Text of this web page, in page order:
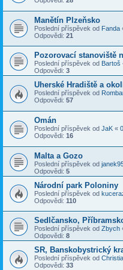
Manětín Plzeňsko
Poslední příspěvek od Fanda
Odpovědi: 21
Pozorovací stanoviště
Poslední příspěvek od Bartoš
Odpovědi: 3
Uherské Hradiště a
Poslední příspěvek od
Odpovědi: 57
Omán
Poslední příspěvek od JaK «
Odpovědi: 16
Malta a Gozo
Poslední příspěvek od
Odpovědi: 5
Národní park Poloniny
Poslední příspěvek od
Odpovědi: 110
Sedlčansko,
Poslední příspěvek od Zbych
Odpovědi: 8
SR, Banskobystrický
Poslední příspěvek od
Odpovědi: 33